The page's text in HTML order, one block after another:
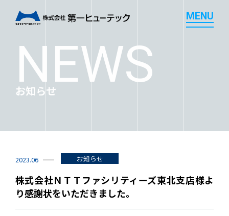
M ENU
NEWS
お知らせ
2023.06 お知らせ
株式会社ＮＴＴファシリティーズ東北支店様よ
り感謝状をいただきました。